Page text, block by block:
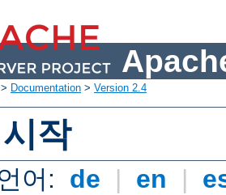
Documentation > Version 2.4
작
어: de | en |